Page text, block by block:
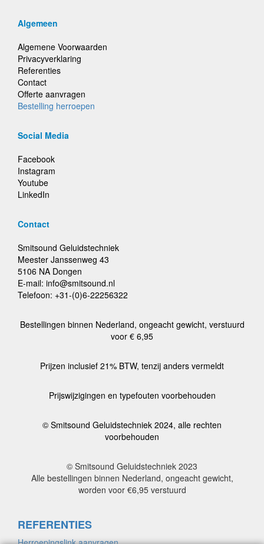
Algemeen
Algemene Voorwaarden
Privacyverklaring
Referenties
Contact
Offerte aanvragen
Bestelling herroepen
Social Media
Facebook
Instagram
Youtube
LinkedIn
Contact
Smitsound Geluidstechniek
Meester Janssenweg 43
5106 NA Dongen
E-mail: info@smitsound.nl
Telefoon: +31-(0)6-22256322
Bestellingen binnen Nederland, ongeacht gewicht, verstuurd
voor € 6,95
Prijzen inclusief 21% BTW, tenzij anders vermeldt
Prijswijzigingen en typefouten voorbehouden
© Smitsound Geluidstechniek 2024, alle rechten
voorbehouden
© Smitsound Geluidstechniek 2023
Alle bestellingen binnen Nederland, ongeacht gewicht,
worden voor €6,95 verstuurd
REFERENTIES